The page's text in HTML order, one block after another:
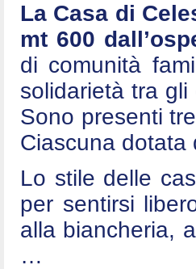
La Casa di
mt 600
di comunità
solidarietà tra
Sono presenti
Ciascuna dotata
Lo stile delle
per sentirsi
alla biancheria,
…